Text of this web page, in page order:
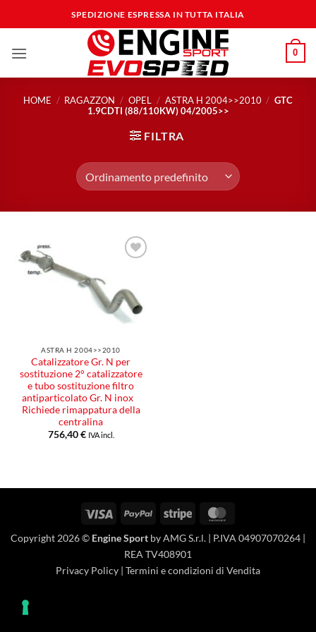
ai
SPEDIZIONE ESPRESSA IN TUTTA ITALIA
0
HOME / RAGAZZON / OPEL / ASTRA H 2004>>2010 / GTC
1.9CDTI (88/110KW) 04/2005>>
FILTRA
dei
desideri
ASTRA H 2004>>2010
Catalizzatore Gr. N per
sostituzione 2° catalizzatore
e tubo sostituzione filtro
antiparticolato Gr. N inox
Richiede rimappatura della
centralina
756,40€ IVA incl.
Visa PayPal Stripe
Copyright 2026 © Engine Sport by AMG S.r.l. | P.IVA 04907070264 |
REA TV408901
Privacy Policy | Termini e condizioni di Vendita